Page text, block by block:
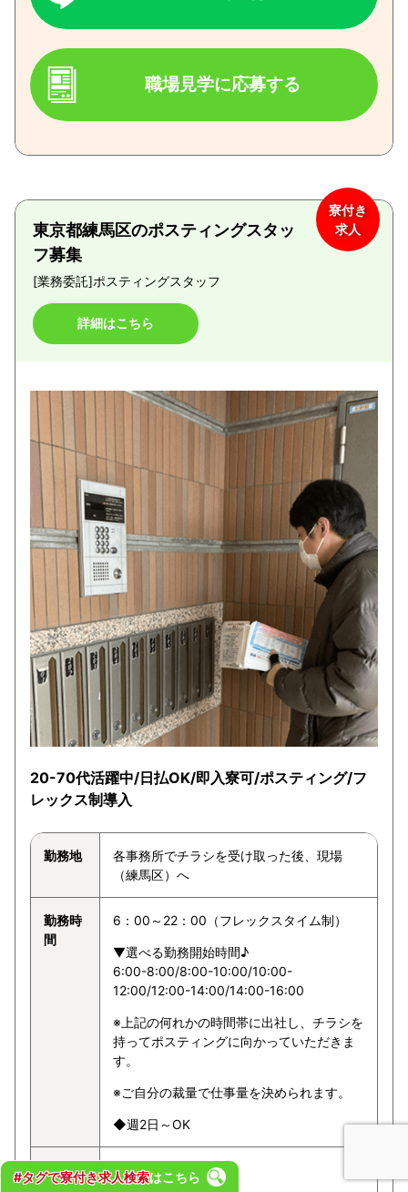
職場見学に応募する
東京都練馬区のポスティングスタッ
フ募集
[業務委託]ポスティングスタッフ
詳細はこちら
寮付き
求人
20-70代活躍中/日払OK/即入寮可/ポスティング/フ
レックス制導入
勤務地
各事務所でチラシを受け取った後、現場
（練馬区）へ
勤務時
間
6：00～22：00（フレックスタイム制）
▼選べる勤務開始時間♪
6:00-8:00/8:00-10:00/10:00-
12:00/12:00-14:00/14:00-16:00
※上記の何れかの時間帯に出社し、チラシを
持ってポスティングに向かっていただきま
す。
※ご自分の裁量で仕事量を決められます。
◆週2日～OK
給与 1ポスト3～8円
#タグで寮付き求人検索はこちら